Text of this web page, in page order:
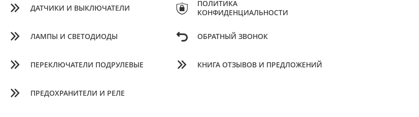
ДАТЧИКИ И ВЫКЛЮЧАТЕЛИ
ЛАМПЫ И СВЕТОДИОДЫ
ПЕРЕКЛЮЧАТЕЛИ ПОДРУЛЕВЫЕ
ПРЕДОХРАНИТЕЛИ И РЕЛЕ
ПОЛИТИКА
КОНФИДЕНЦИАЛЬНОСТИ
ОБРАТНЫЙ ЗВОНОК
КНИГА ОТЗЫВОВ И ПРЕДЛОЖЕНИЙ